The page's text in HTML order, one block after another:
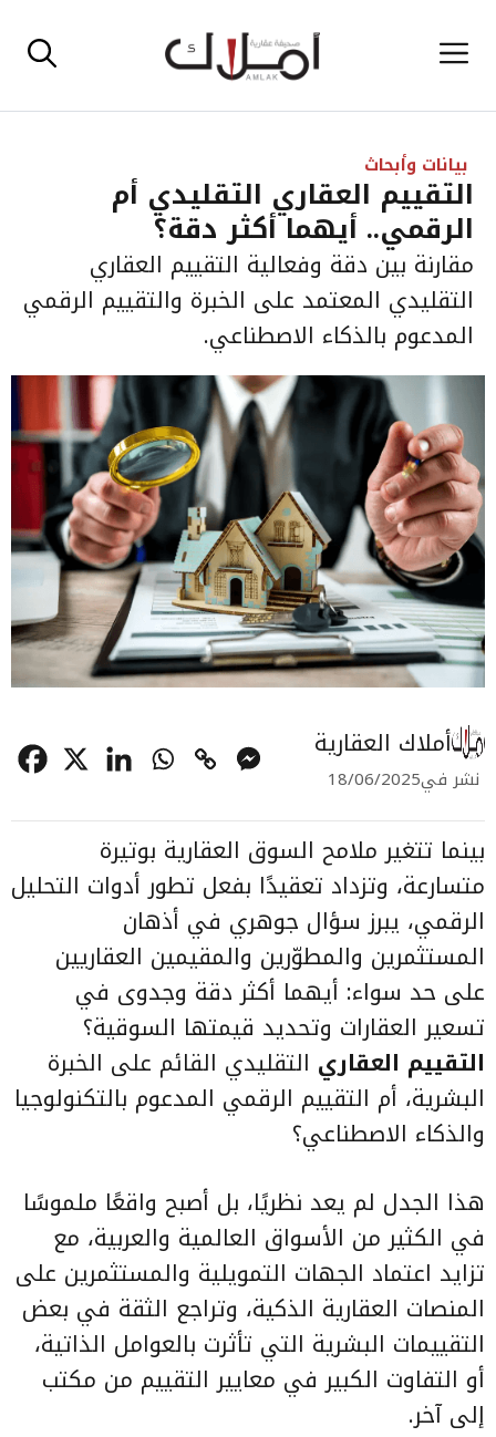
إلى القائمة
بيانات وأبحاث
التقييم العقاري التقليدي أم
الرقمي.. أيهما أكثر دقة؟
مقارنة بين دقة وفعالية التقييم العقاري
التقليدي المعتمد على الخبرة والتقييم الرقمي
المدعوم بالذكاء الاصطناعي.
أملاك العقارية
نشر في18/06/2025
بينما تتغير ملامح السوق العقارية بوتيرة
متسارعة، وتزداد تعقيدًا بفعل تطور أدوات التحليل
الرقمي، يبرز سؤال جوهري في أذهان
المستثمرين والمطوّرين والمقيمين العقاريين
على حد سواء: أيهما أكثر دقة وجدوى في
تسعير العقارات وتحديد قيمتها السوقية؟
التقييم العقاري التقليدي القائم على الخبرة
البشرية، أم التقييم الرقمي المدعوم بالتكنولوجيا
والذكاء الاصطناعي؟
هذا الجدل لم يعد نظريًا، بل أصبح واقعًا ملموسًا
في الكثير من الأسواق العالمية والعربية، مع
تزايد اعتماد الجهات التمويلية والمستثمرين على
المنصات العقارية الذكية، وتراجع الثقة في بعض
التقييمات البشرية التي تأثرت بالعوامل الذاتية،
أو التفاوت الكبير في معايير التقييم من مكتب
إلى آخر.